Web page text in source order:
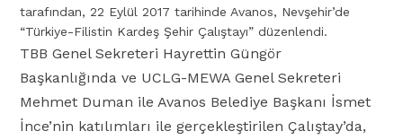
tarafından, 22 Eylül 2017 tarihinde Avanos, Nevşehir’de
“Türkiye-Filistin Kardeş Şehir Çalıştayı” düzenlendi.
TBB Genel Sekreteri Hayrettin Güngör
Başkanlığında ve UCLG-MEWA Genel Sekreteri
Mehmet Duman ile Avanos Belediye Başkanı İsmet
İnce’nin katılımları ile gerçekleştirilen Çalıştay’da,